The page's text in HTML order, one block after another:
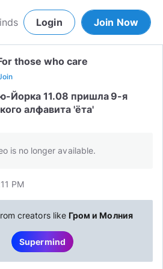
Login Join Now
those who care
Йорка 11.08 пришла 9-я
алфавита 'ёта'
is no longer available.
PM
creators like Гром и Молния
Supermind